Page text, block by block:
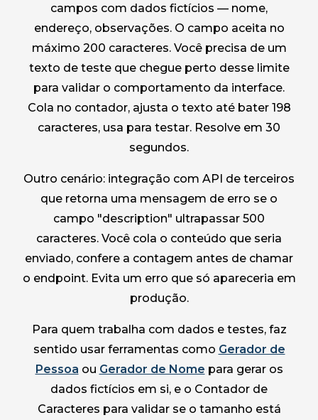
campos com dados fictícios — nome,
endereço, observações. O campo aceita no
máximo 200 caracteres. Você precisa de um
texto de teste que chegue perto desse limite
para validar o comportamento da interface.
Cola no contador, ajusta o texto até bater 198
caracteres, usa para testar. Resolve em 30
segundos.
Outro cenário: integração com API de terceiros
que retorna uma mensagem de erro se o
campo "description" ultrapassar 500
caracteres. Você cola o conteúdo que seria
enviado, confere a contagem antes de chamar
o endpoint. Evita um erro que só apareceria em
produção.
Para quem trabalha com dados e testes, faz
sentido usar ferramentas como Gerador de
Pessoa ou Gerador de Nome para gerar os
dados fictícios em si, e o Contador de
Caracteres para validar se o tamanho está